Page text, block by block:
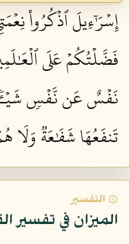
إِسۡرَٰٓءِيلَ ٱذۡكُرُواْ
فَضَّلۡتُكُمۡ عَلَى ٱلۡعَٰلَمِينَ
نَفۡسٌ عَن نَّفۡسٖ
تَنفَعُهَا شَفَٰعَةٞ وَلَا هُمۡ
۞ التفسير
الميزان في تفسير